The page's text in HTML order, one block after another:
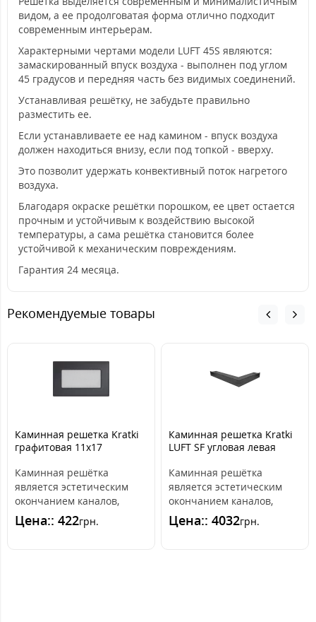
видом, а ее продолговатая форма отлично подходит
современным интерьерам.
Характерными чертами модели LUFT 45S являются:
замаскированный впуск воздуха - выполнен под углом
45 градусов и передняя часть без видимых соединений.
Устанавливая решётку, не забудьте правильно
разместить ее.
Если устанавливаете ее над камином - впуск воздуха
должен находиться внизу, если под топкой - вверху.
Это позволит удержать конвективный поток нагретого
воздуха.
Благодаря окраске решётки порошком, ее цвет остается
прочным и устойчивым к воздействию высокой
температуры, а сама решётка становится более
устойчивой к механическим повреждениям.
Гарантия 24 месяца.
Рекомендуемые товары
Каминная решетка Kratki
графитовая 11x17
Каминная решётка
является эстетическим
окончанием каналов,
распределяющих горячий
воздух из камина. ..
Цена:: 422грн.
Каминная решетка Kratki
LUFT SF угловая левая
Каминная решётка
является эстетическим
окончанием каналов,
распределяющих горячий
воздух из камина. ..
Цена:: 4032грн.